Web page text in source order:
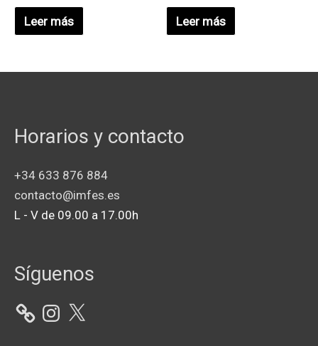
Leer más Leer más
Horarios y contacto
+34 633 876 884
contacto@imfes.es
L - V de 09.00 a 17.00h
Síguenos